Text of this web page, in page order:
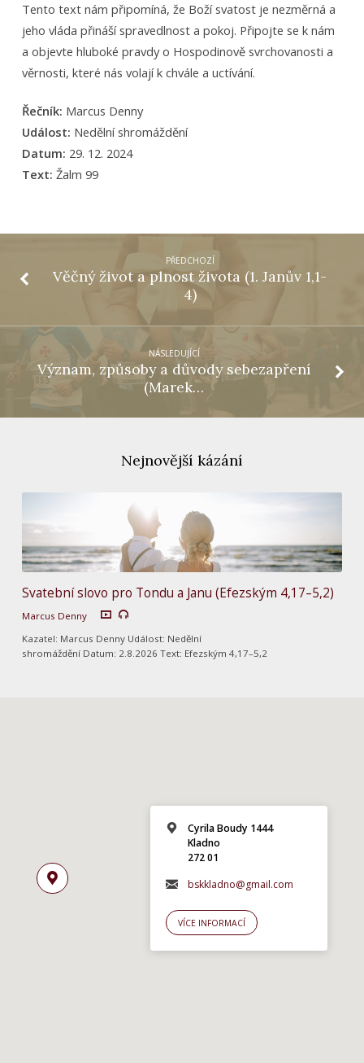
Tento text nám připomíná, že Boží svatost je nezměrná a
jeho vláda přináší spravedlnost a pokoj. Připojte se k nám
a objevte hluboké pravdy o Hospodinově svrchovanosti a
věrnosti, které nás volají k chvále a uctívání.
Řečník: Marcus Denny
Událost: Nedělní shromáždění
Datum: 29. 12. 2024
Text: Žalm 99
PŘEDCHOZÍ
Věčný život a plnost života (1. Janův 1,1-
4)
NÁSLEDUJÍCÍ
Význam, způsoby a důvody sebezapření
(Marek…
Nejnovější kázání
Svatební slovo pro Tondu a Janu (Efezským 4,17–5,2)
Marcus Denny
Kazatel: Marcus Denny Událost: Nedělní
shromáždění Datum: 2.8.2026 Text: Efezským 4,17–5,2
Cyrila Boudy 1444
Kladno
272 01
bskkladno@gmail.com
VÍCE INFORMACÍ